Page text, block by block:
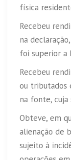
física
Recebeu
na
foi superior a
Recebeu
ou tributados
na fonte, cuja
Obteve, em
alienação de
sujeito à